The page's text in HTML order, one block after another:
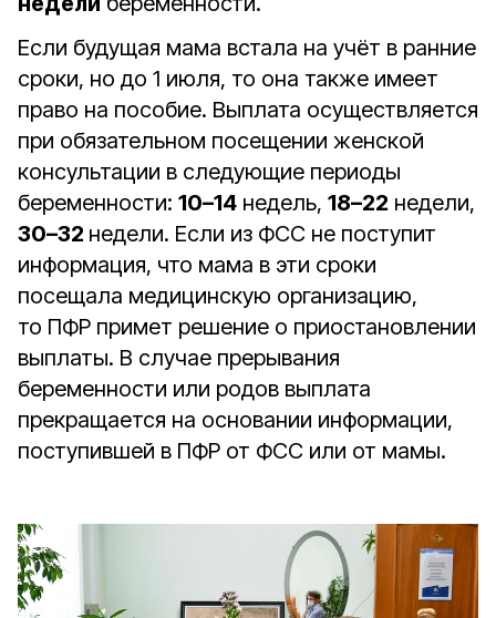
Если будущая мама встала на учёт в ранние
сроки, но до 1 июля, то она также имеет
право на пособие. Выплата осуществляется
при обязательном посещении женской
консультации в следующие периоды
беременности: 10–14 недель, 18–22 недели,
30–32 недели. Если из ФСС не поступит
информация, что мама в эти сроки
посещала медицинскую организацию,
то ПФР примет решение о приостановлении
выплаты. В случае прерывания
беременности или родов выплата
прекращается на основании информации,
поступившей в ПФР от ФСС или от мамы.